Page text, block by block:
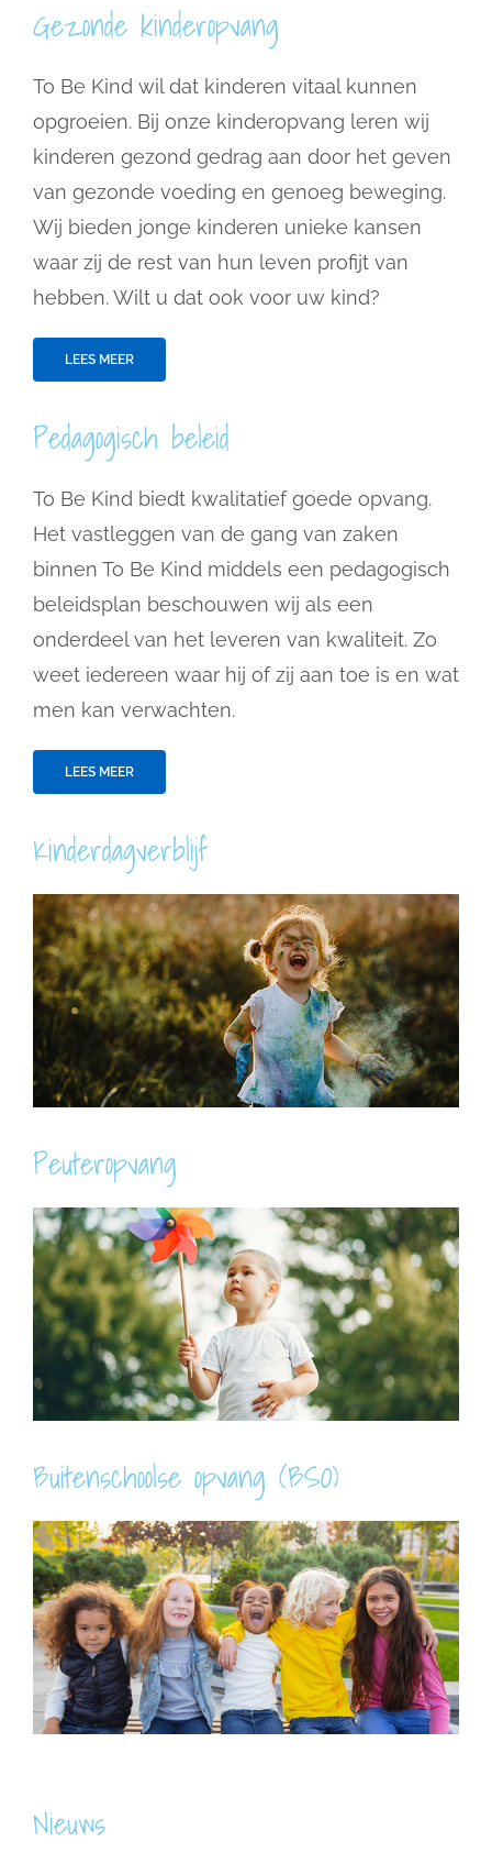
Gezonde kinderopvang
To Be Kind wil dat kinderen vitaal kunnen
opgroeien. Bij onze kinderopvang leren wij
kinderen gezond gedrag aan door het geven
van gezonde voeding en genoeg beweging.
Wij bieden jonge kinderen unieke kansen
waar zij de rest van hun leven profijt van
hebben. Wilt u dat ook voor uw kind?
LEES MEER
Pedagogisch beleid
To Be Kind biedt kwalitatief goede opvang.
Het vastleggen van de gang van zaken
binnen To Be Kind middels een pedagogisch
beleidsplan beschouwen wij als een
onderdeel van het leveren van kwaliteit. Zo
weet iedereen waar hij of zij aan toe is en wat
men kan verwachten.
LEES MEER
Kinderdagverblijf
Peuteropvang
Buitenschoolse opvang (BSO)
Nieuws